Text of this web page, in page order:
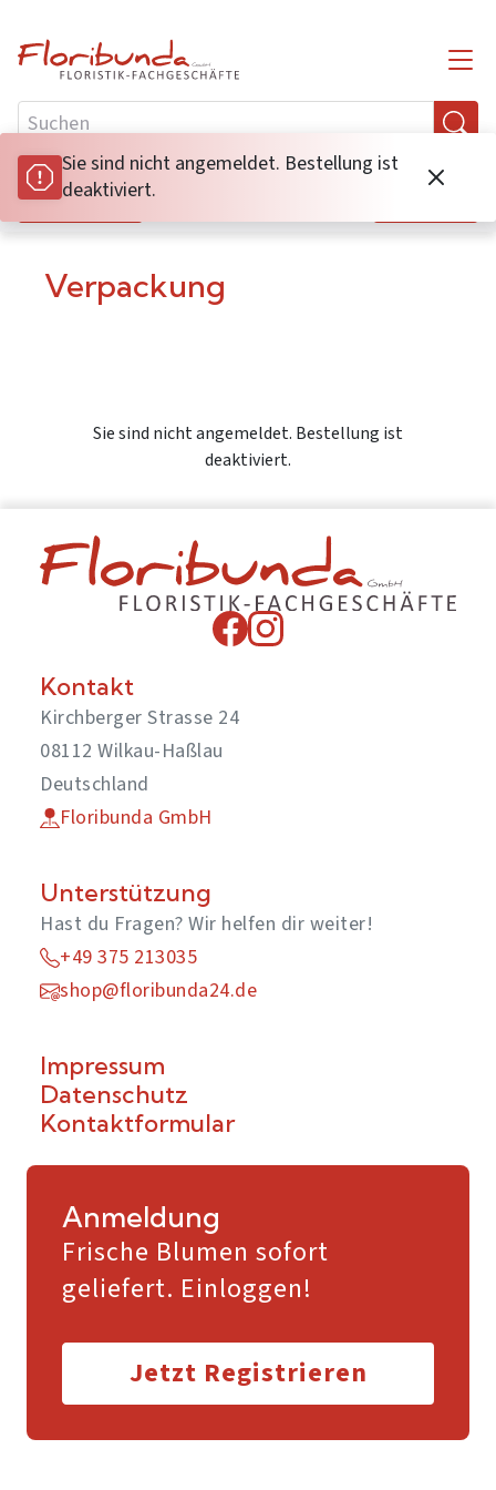
Filter
Verpackung
Sie sind nicht angemeldet. Bestellung ist
deaktiviert.
Sie sind nicht angemeldet. Bestellung ist
deaktiviert.
Sie sind nicht angemeldet. Bestellung ist
deaktiviert.
Kontakt
Kirchberger Strasse 24
08112 Wilkau-Haßlau
Deutschland
Floribunda GmbH
Unterstützung
Hast du Fragen? Wir helfen dir weiter!
+49 375 213035
shop@floribunda24.de
Impressum
Datenschutz
Kontaktformular
Anmeldung
Frische Blumen sofort
geliefert. Einloggen!
Jetzt Registrieren